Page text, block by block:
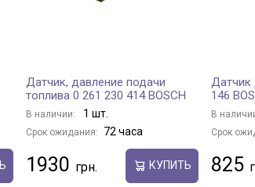
Датчик, давление подачи
топлива 0 261 230 414 BOSCH
В наличии: 1 шт.
Срок ожидания: 72 часа
1930 КУПИТЬ
Датчик
146
В
Срок
825